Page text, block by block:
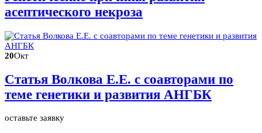
асептического некроза
20Окт
Статья Волкова Е.Е. с соавторами по
теме генетики и развития АНГБК
оставьте заявку